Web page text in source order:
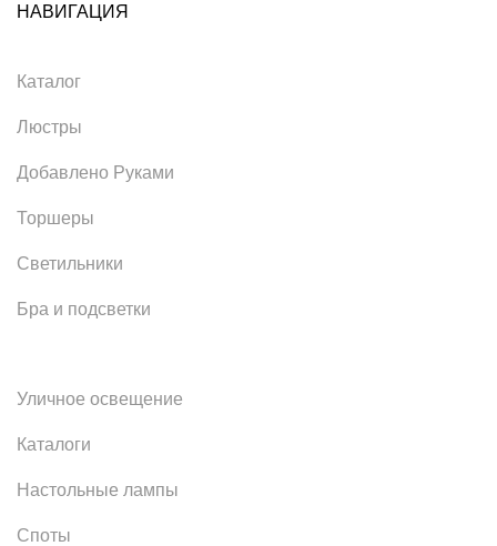
НАВИГАЦИЯ
Каталог
Люстры
Добавлено Руками
Торшеры
Светильники
Бра и подсветки
Уличное освещение
Каталоги
Настольные лампы
Споты